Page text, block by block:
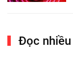
Đọc nhiều